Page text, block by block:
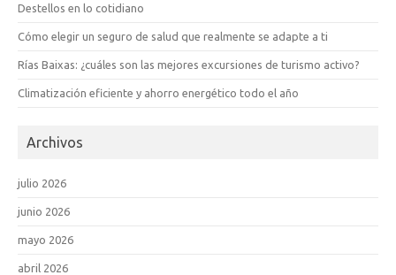
Destellos en lo cotidiano
Cómo elegir un seguro de salud que realmente se adapte a ti
Rías Baixas: ¿cuáles son las mejores excursiones de turismo activo?
Climatización eficiente y ahorro energético todo el año
Archivos
julio 2026
junio 2026
mayo 2026
abril 2026